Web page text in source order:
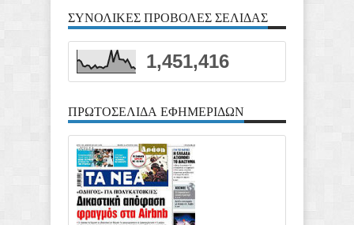
ΣΥΝΟΛΙΚΕΣ ΠΡΟΒΟΛΕΣ ΣΕΛΙΔΑΣ
1,451,416
ΠΡΩΤΟΣΕΛΙΔΑ ΕΦΗΜΕΡΙΔΩΝ